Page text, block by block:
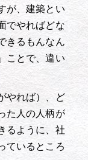
が、建築とい
でやればどな
きるもんなん
ことで、違い
やれば）、ど
た人の人柄が
るように、社
ているところ